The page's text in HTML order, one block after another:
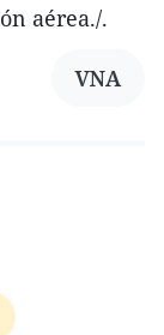
aérea./.
VNA